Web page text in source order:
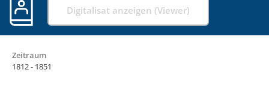
Digitalisat anzeigen (Viewer)
Zeitraum
1812 - 1851